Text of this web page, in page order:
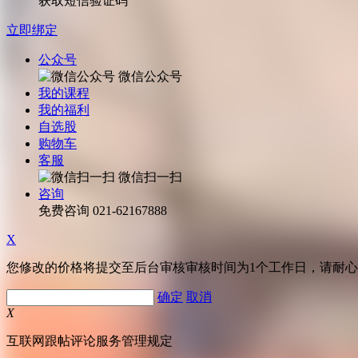
立即绑定
公众号
微信公众号
我的课程
我的福利
自选股
购物车
客服
微信扫一扫
咨询
免费咨询 021-62167888
X
您修改的价格将提交至后台审核审核时间为1个工作日，请耐
确定 取消
X
互联网跟帖评论服务管理规定